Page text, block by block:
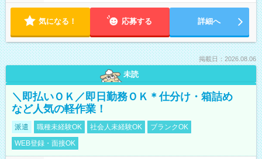
気になる！ 応募する 詳細へ
掲載日：2026.08.06
未読
＼即払いＯＫ／即日勤務ＯＫ＊仕分け・箱詰め
など人気の軽作業！
派遣 職種未経験OK 社会人未経験OK
ブランクOK
WEB登録・面接OK